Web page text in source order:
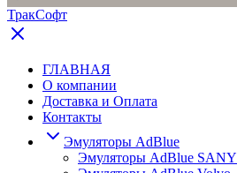
ТракСофт
ГЛАВНАЯ
О компании
Доставка и Оплата
Контакты
Эмуляторы AdBlue
Эмуляторы AdBlue SANY